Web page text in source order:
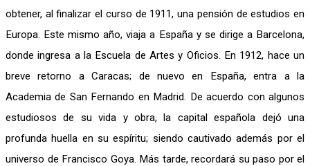
obtener, al finalizar el curso de 1911, una pensión de estudios en
Europa. Este mismo año, viaja a España y se dirige a Barcelona,
donde ingresa a la Escuela de Artes y Oficios. En 1912, hace un
breve retorno a Caracas; de nuevo en España, entra a la
Academia de San Fernando en Madrid. De acuerdo con algunos
estudiosos de su vida y obra, la capital española dejó una
profunda huella en su espíritu; siendo cautivado además por el
universo de Francisco Goya. Más tarde, recordará su paso por el